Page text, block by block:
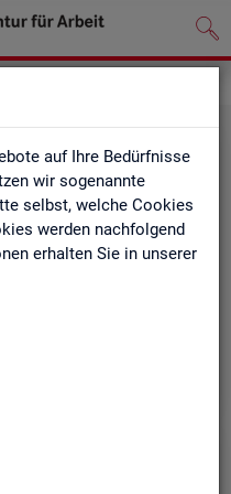
auf Ihre Bedürfnisse
wir sogenannte
selbst, welche Cookies
werden nachfolgend
erhalten Sie in unserer
die der Arbeit der
finden Sie hier.